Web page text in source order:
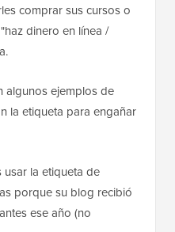
comprar sus cursos o
dinero en línea /
algunos ejemplos de
la etiqueta para engañar
la etiqueta de
porque su blog recibió
ese año (no